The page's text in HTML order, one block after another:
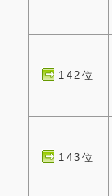
142位
143位